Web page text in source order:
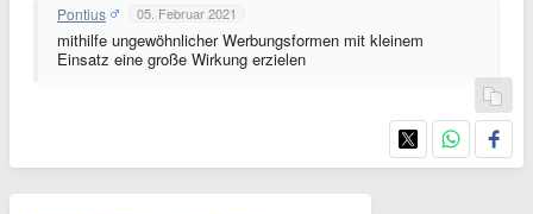
Pontius 05. Februar 2021
mithilfe ungewöhnlicher Werbungsformen mit kleinem
Einsatz eine große Wirkung erzielen